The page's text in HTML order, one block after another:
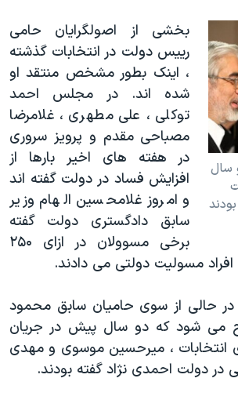
سال
بخشی از اصولگرایان حامی
رییس دولت در انتخابات گذشته
، اینک بطور مشخص منتقد او
شده اند. در مجلس احمد
توکلی ، علی مطهری ، غلامرضا
مصباحی مقدم و پرویز سروری
در هفته های اخیر بارها از
افزایش فساد در دولت گفته اند
و امروز غلامحسین الهام وزیر
سابق دادگستری دولت گفته
برخی مسوولان در ازای ۲۵۰
افراد مسولیت دولتی می دادند.
در حالی از سوی حامیان سابق محمود
می شود که دو سال پیش در جریان
انتخابات ، میرحسین موسوی و مهدی
در دولت احمدی نژاد گفته بودند.